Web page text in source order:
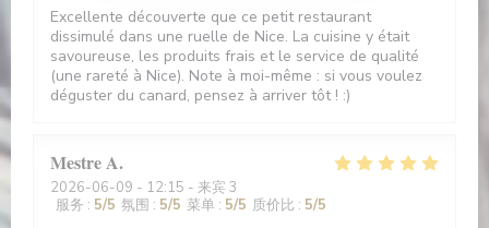
Excellente découverte que ce petit restaurant
dissimulé dans une ruelle de Nice. La cuisine y était
savoureuse, les produits frais et le service de qualité
(une rareté à Nice). Note à moi-même : si vous voulez
déguster du canard, pensez à arriver tôt ! :)
MestreA
2026-06-09 - 12:15 - 来宾 3
服务 : 5/5 氛围 : 5/5 菜单 : 5/5 质价比 : 5/5